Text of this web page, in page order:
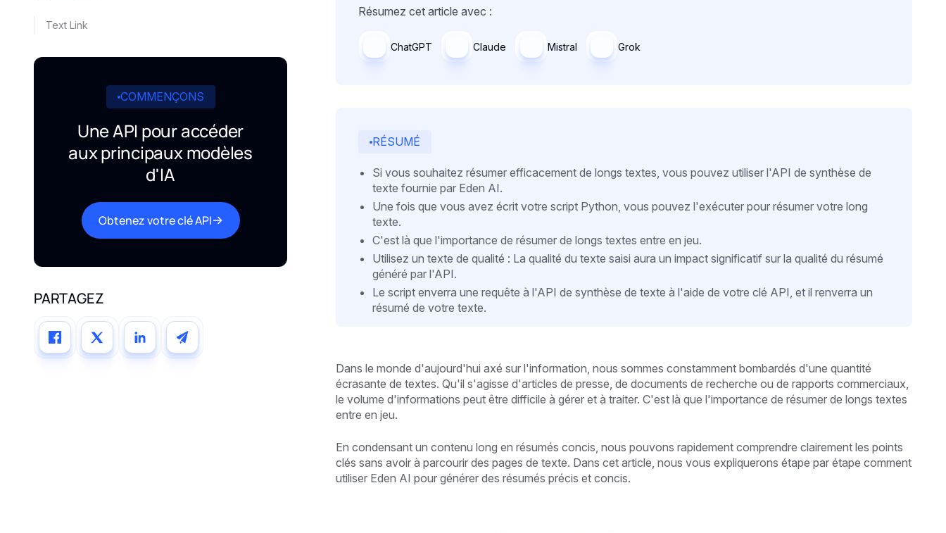
Text Link
COMMENÇONS
Une API pour accéder
aux principaux modèles
d'IA
Obtenez votre clé API
PARTAGEZ
Résumez cet article avec :
ChatGPT Claude Mistral Grok
RÉSUMÉ
Si vous souhaitez résumer efficacement de longs textes, vous pouvez utiliser l'API de synthèse de
texte fournie par Eden AI.
Une fois que vous avez écrit votre script Python, vous pouvez l'exécuter pour résumer votre long
texte.
C'est là que l'importance de résumer de longs textes entre en jeu.
Utilisez un texte de qualité : La qualité du texte saisi aura un impact significatif sur la qualité du résumé
généré par l'API.
Le script enverra une requête à l'API de synthèse de texte à l'aide de votre clé API, et il renverra un
résumé de votre texte.
Dans le monde d'aujourd'hui axé sur l'information, nous sommes constamment bombardés d'une quantité
écrasante de textes. Qu'il s'agisse d'articles de presse, de documents de recherche ou de rapports commerciaux,
le volume d'informations peut être difficile à gérer et à traiter. C'est là que l'importance de résumer de longs textes
entre en jeu.
En condensant un contenu long en résumés concis, nous pouvons rapidement comprendre clairement les points
clés sans avoir à parcourir des pages de texte. Dans cet article, nous vous expliquerons étape par étape comment
utiliser Eden AI pour générer des résumés précis et concis.